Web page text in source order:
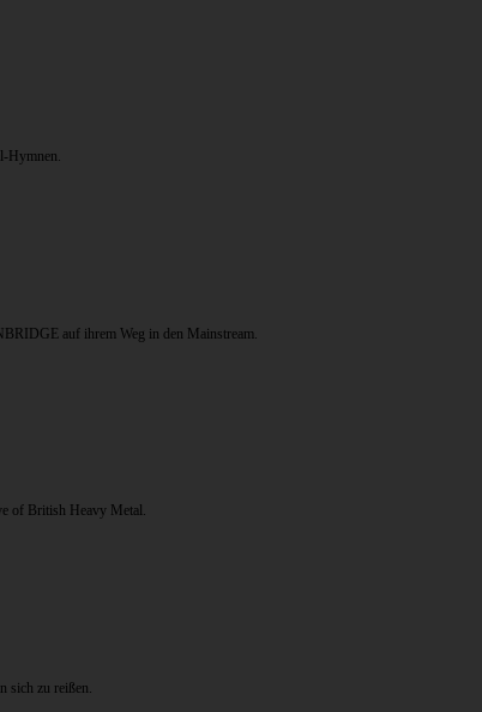
Hymnen.
auf ihrem Weg in den Mainstream.
of British Heavy Metal.
sich zu reißen.